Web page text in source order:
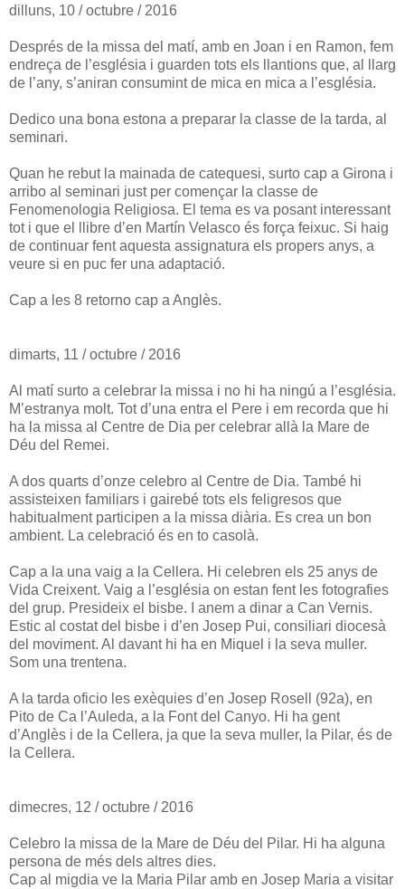
dilluns, 10 / octubre / 2016
Després de la missa del matí, amb en Joan i en Ramon, fem
endreça de l’església i guarden tots els llantions que, al llarg
de l’any, s’aniran consumint de mica en mica a l’església.
Dedico una bona estona a preparar la classe de la tarda, al
seminari.
Quan he rebut la mainada de catequesi, surto cap a Girona i
arribo al seminari just per començar la classe de
Fenomenologia Religiosa. El tema es va posant interessant
tot i que el llibre d’en Martín Velasco és força feixuc. Si haig
de continuar fent aquesta assignatura els propers anys, a
veure si en puc fer una adaptació.
Cap a les 8 retorno cap a Anglès.
dimarts, 11 / octubre / 2016
Al matí surto a celebrar la missa i no hi ha ningú a l’església.
M’estranya molt. Tot d’una entra el Pere i em recorda que hi
ha la missa al Centre de Dia per celebrar allà la Mare de
Déu del Remei.
A dos quarts d’onze celebro al Centre de Dia. També hi
assisteixen familiars i gairebé tots els feligresos que
habitualment participen a la missa diària. Es crea un bon
ambient. La celebració és en to casolà.
Cap a la una vaig a la Cellera. Hi celebren els 25 anys de
Vida Creixent. Vaig a l’església on estan fent les fotografies
del grup. Presideix el bisbe. I anem a dinar a Can Vernis.
Estic al costat del bisbe i d’en Josep Pui, consiliari diocesà
del moviment. Al davant hi ha en Miquel i la seva muller.
Som una trentena.
A la tarda oficio les exèquies d’en Josep Rosell (92a), en
Pito de Ca l’Auleda, a la Font del Canyo. Hi ha gent
d’Anglès i de la Cellera, ja que la seva muller, la Pilar, és de
la Cellera.
dimecres, 12 / octubre / 2016
Celebro la missa de la Mare de Déu del Pilar. Hi ha alguna
persona de més dels altres dies.
Cap al migdia ve la Maria Pilar amb en Josep Maria a visitar